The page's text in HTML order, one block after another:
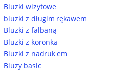
Bluzki wizytowe
bluzki z długim rękawem
Bluzki z falbaną
Bluzki z koronką
Bluzki z nadrukiem
Bluzy basic